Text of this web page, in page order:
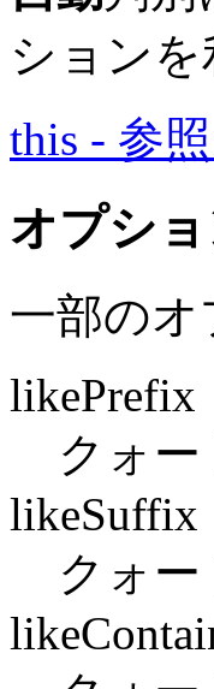
ション
this - 参
オプシ
一部の
likePrefix
クォ
likeSuffix
クォ